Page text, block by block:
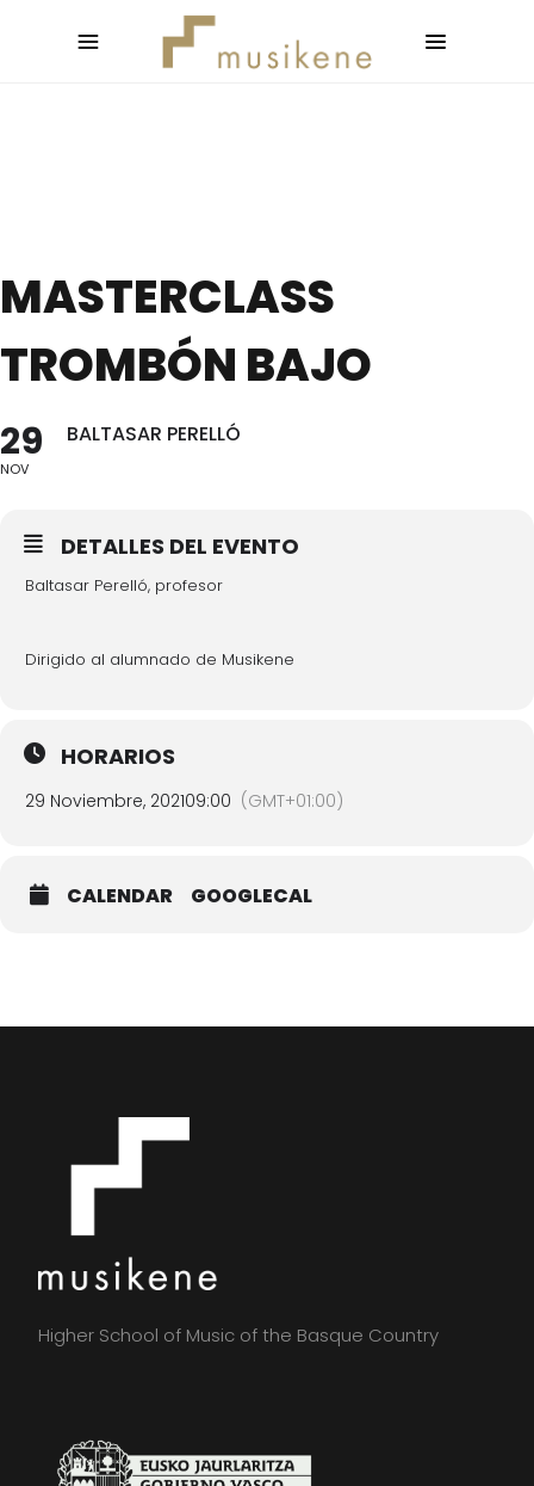
MASTERCLASS
TROMBÓN BAJO
29
NOV
BALTASAR PERELLÓ
DETALLES DEL EVENTO
Baltasar Perelló, profesor
Dirigido al alumnado de Musikene
HORARIOS
29 Noviembre, 202109:00 (GMT+01:00)
CALENDAR GOOGLECAL
Higher School of Music of the Basque Country